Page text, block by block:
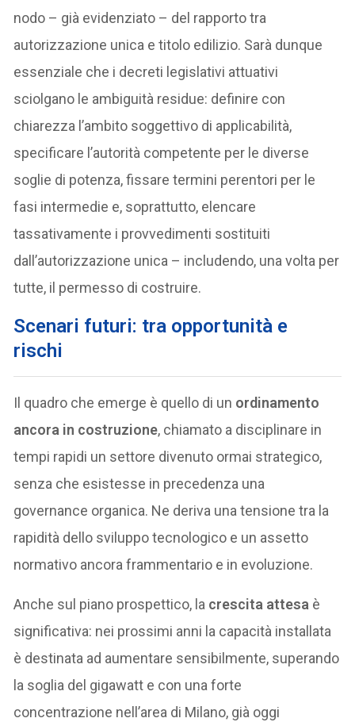
nodo – già evidenziato – del rapporto tra
autorizzazione unica e titolo edilizio. Sarà dunque
essenziale che i decreti legislativi attuativi
sciolgano le ambiguità residue: definire con
chiarezza l’ambito soggettivo di applicabilità,
specificare l’autorità competente per le diverse
soglie di potenza, fissare termini perentori per le
fasi intermedie e, soprattutto, elencare
tassativamente i provvedimenti sostituiti
dall’autorizzazione unica – includendo, una volta per
tutte, il permesso di costruire.
Scenari futuri: tra opportunità e
rischi
Il quadro che emerge è quello di un ordinamento
ancora in costruzione, chiamato a disciplinare in
tempi rapidi un settore divenuto ormai strategico,
senza che esistesse in precedenza una
governance organica. Ne deriva una tensione tra la
rapidità dello sviluppo tecnologico e un assetto
normativo ancora frammentario e in evoluzione.
Anche sul piano prospettico, la crescita attesa è
significativa: nei prossimi anni la capacità installata
è destinata ad aumentare sensibilmente, superando
la soglia del gigawatt e con una forte
concentrazione nell’area di Milano, già oggi